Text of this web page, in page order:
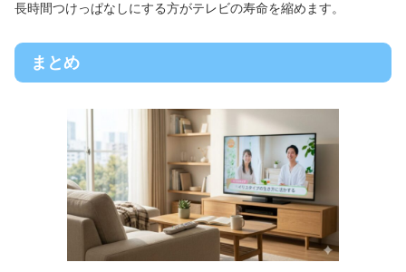
長時間つけっぱなしにする方がテレビの寿命を縮めます。
まとめ